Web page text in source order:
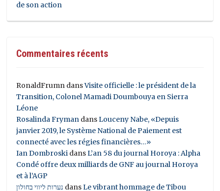
de son action
Commentaires récents
RonaldFrumn dansVisite officielle : le président de la
Transition, Colonel Mamadi Doumbouya en Sierra
Léone
Rosalinda Fryman dansLouceny Nabe, «Depuis
janvier 2019, le Système National de Paiement est
connecté avec les régies financières…»
Ian Dombroski dansL’an 58 du journal Horoya : Alpha
Condé offre deux milliards de GNF au journal Horoya
et à l’AGP
נערות ליווי בחולון dansLe vibrant hommage de Tibou